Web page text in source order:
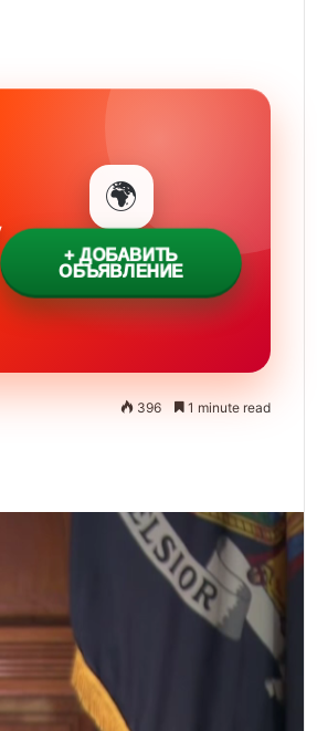
🌍
+ ДОБАВИТЬ
ОБЪЯВЛЕНИЕ
396 1 minute read